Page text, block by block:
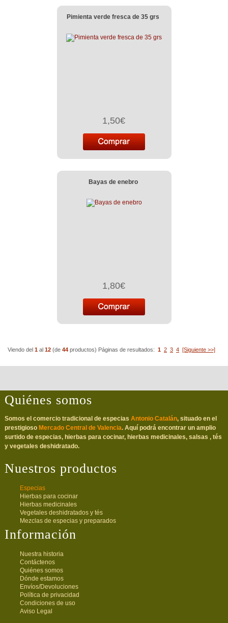
Pimienta verde fresca de 35 grs
1,50€
Bayas de enebro
1,80€
Viendo del 1 al 12 (de 44 productos) Páginas de resultados: 1 2 3 4 [Siguiente >>]
Quiénes somos
Somos el comercio tradicional de especias Antonio Catalán, situado en el
prestigioso Mercado Central de Valencia. Aquí podrá encontrar un amplio
surtido de especias, hierbas para cocinar, hierbas medicinales, salsas , tés
y vegetales deshidratado.
Nuestros productos
Especias
Hierbas para cocinar
Hierbas medicinales
Vegetales deshidratados y tés
Mezclas de especias y preparados
Información
Nuestra historia
Contáctenos
Quiénes somos
Dónde estamos
Envíos/Devoluciones
Política de privacidad
Condiciones de uso
Aviso Legal